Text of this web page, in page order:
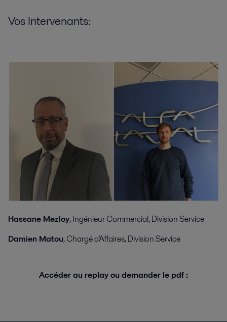
Vos Intervenants:
Hassane Mezloy, Ingénieur Commercial, Division Service
Damien Matou, Chargé d'Affaires, Division Service
Accéder au replay ou demander le pdf :